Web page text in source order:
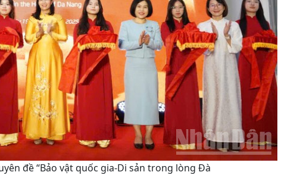
đề “Bảo vật quốc gia-Di sản trong lòng Đà